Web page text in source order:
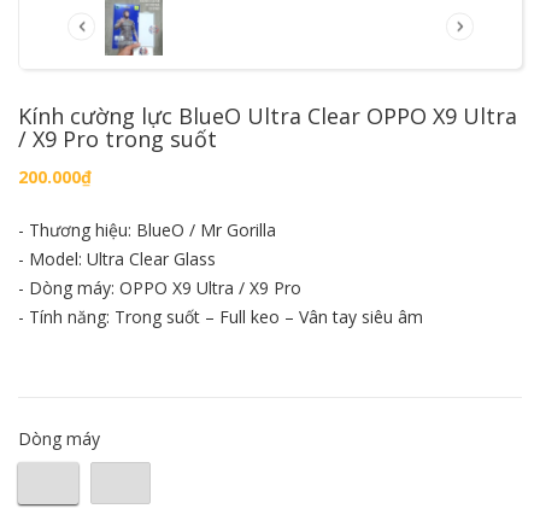
Kính cường lực BlueO Ultra Clear OPPO X9 Ultra
/ X9 Pro trong suốt
200.000₫
- Thương hiệu: BlueO / Mr Gorilla
- Model: Ultra Clear Glass
- Dòng máy: OPPO X9 Ultra / X9 Pro
- Tính năng: Trong suốt – Full keo – Vân tay siêu âm
Dòng máy